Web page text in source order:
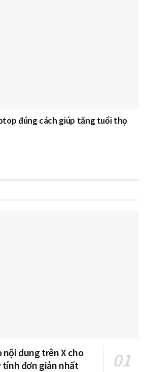
đúng cách giúp tăng tuổi thọ
nội dung trên X cho
đơn giản nhất